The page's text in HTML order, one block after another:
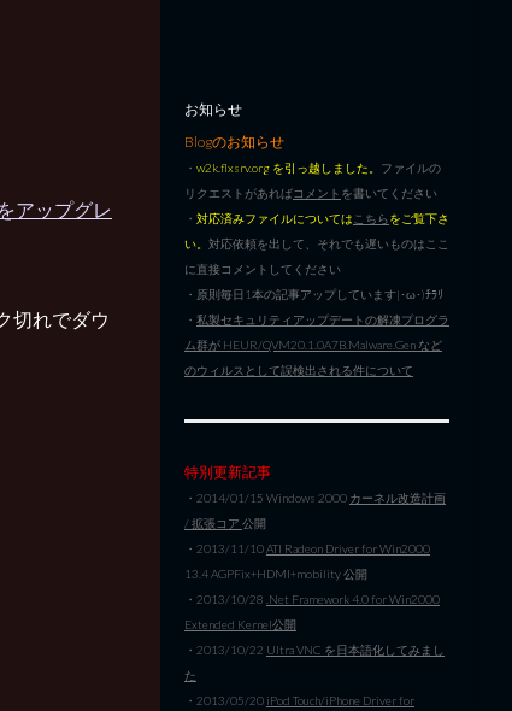
アップグレ
切れでダウ
お知らせ
Blogのお知らせ
・ w2k.flxsrv.org を引っ越しました。 ファイルの
リクエストがあればコメント を書いてください
・ 対応済みファイルについては こちらをご覧下さ
い。 対応依頼を出して、それでも遅いものはここ
に直接コメントしてください
・原則毎日1本の記事アップしています|･ω･)ﾁﾗﾘ
・ 私製セキュリティアップデートの解凍プログラ
ム群が HEUR/QVM20.1.0A7B.Malware.Gen など
のウィルスとして誤検出される件について
特別更新記事
・2014/01/15 Windows 2000 カーネル改造計画
/ 拡張コア 公開
・2013/11/10ATI Radeon Driver for Win2000
13.4 AGPFix+HDMI+mobility 公開
・2013/10/28 .Net Framework 4.0 for Win2000
Extended Kernel公開
・2013/10/22 Ultra VNC を日本語化してみまし
た
・2013/05/20 iPod Touch/iPhone Driver for